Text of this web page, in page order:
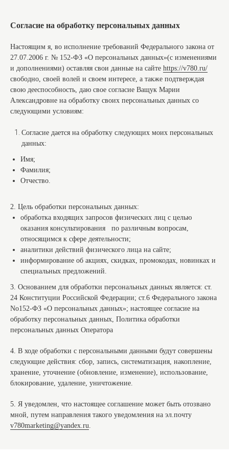
Согласие на обработку персональных данных
Настоящим я, во исполнение требований Федерального закона от
27.07.2006 г. № 152-ФЗ «О персональных данных»(с изменениями
и дополнениями) оставляя свои данные на сайте https://v780.ru/
свободно, своей волей и своем интересе, а также подтверждая
свою дееспособность, даю свое согласие Ващук Марии
Александровне на обработку своих персональных данных со
следующими условиям:
Согласие дается на обработку следующих моих персональных
данных:
Имя;
Фамилия;
Отчество.
2. Цель обработки персональных данных:
обработка входящих запросов физических лиц с целью
оказания консультирования по различным вопросам,
относящимся к сфере деятельности;
аналитики действий физического лица на сайте;
информирование об акциях, скидках, промокодах, новинках и
специальных предложений.
3. Основанием для обработки персональных данных является: ст.
24 Конституции Российской Федерации; ст.6 Федерального закона
No152-ФЗ «О персональных данных»; настоящее согласие на
обработку персональных данных, Политика обработки
персональных данных Оператора
4. В ходе обработки с персональными данными будут совершены
следующие действия: сбор, запись, систематизация, накопление,
хранение, уточнение (обновление, изменение), использование,
блокирование, удаление, уничтожение.
5. Я уведомлен, что настоящее соглашение может быть отозвано
мной, путем направления такого уведомления на эл.почту
v780marketing@yandex.ru.